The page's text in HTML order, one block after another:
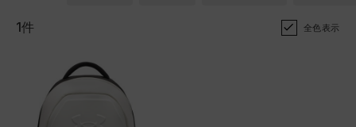
1件 全色表示